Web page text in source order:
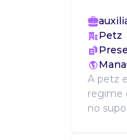
Petz
A petz
regime
no